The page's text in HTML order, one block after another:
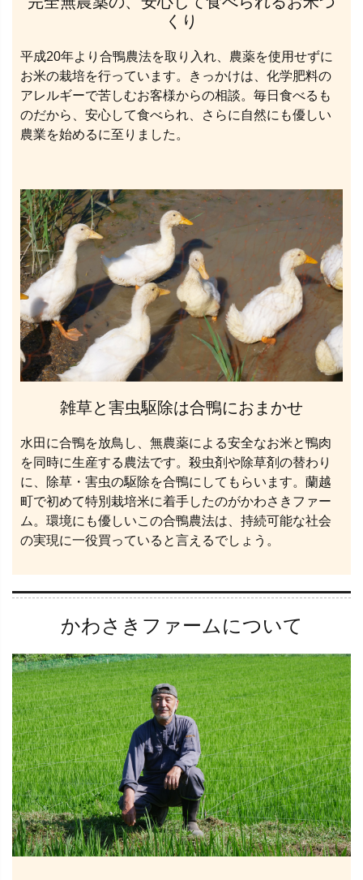
くり
平成20年より合鴨農法を取り入れ、農薬を使用せずに
お米の栽培を行っています。きっかけは、化学肥料の
アレルギーで苦しむお客様からの相談。毎日食べるも
のだから、安心して食べられ、さらに自然にも優しい
農業を始めるに至りました。
雑草と害虫駆除は合鴨におまかせ
水田に合鴨を放鳥し、無農薬による安全なお米と鴨肉
を同時に生産する農法です。殺虫剤や除草剤の替わり
に、除草・害虫の駆除を合鴨にしてもらいます。蘭越
町で初めて特別栽培米に着手したのがかわさきファー
ム。環境にも優しいこの合鴨農法は、持続可能な社会
の実現に一役買っていると言えるでしょう。
かわさきファームについて